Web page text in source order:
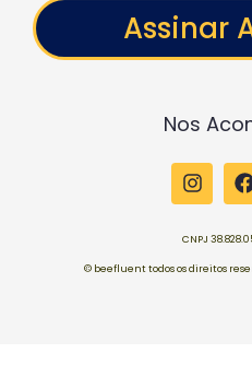
Assinar
Nos
CNPJ
© beefluent todos os direitos